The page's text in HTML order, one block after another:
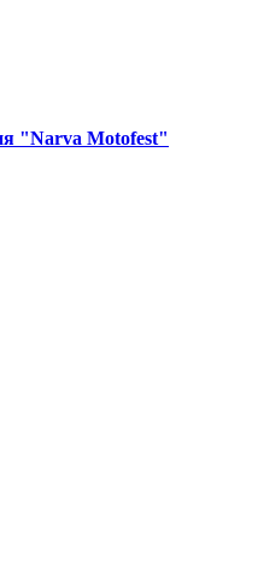
"Narva Motofest"